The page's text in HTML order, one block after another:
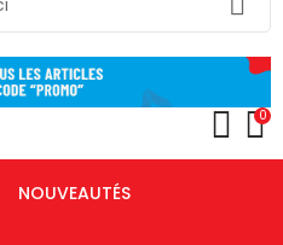
0
NOUVEAUTÉS